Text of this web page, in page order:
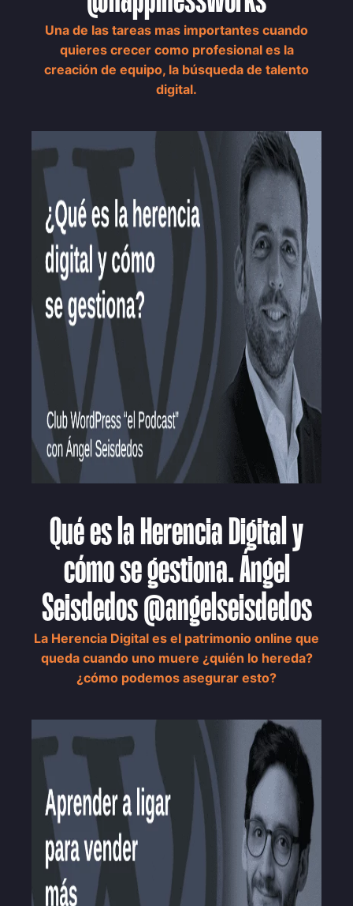
Una de las tareas mas importantes cuando
quieres crecer como profesional es la
creación de equipo, la búsqueda de talento
digital.
Qué es la Herencia Digital y
cómo se gestiona. Ángel
Seisdedos @angelseisdedos
La Herencia Digital es el patrimonio online que
queda cuando uno muere ¿quién lo hereda?
¿cómo podemos asegurar esto?